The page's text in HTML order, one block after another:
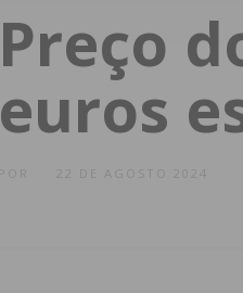
Preço
euros
22 DE AGOSTO 2024